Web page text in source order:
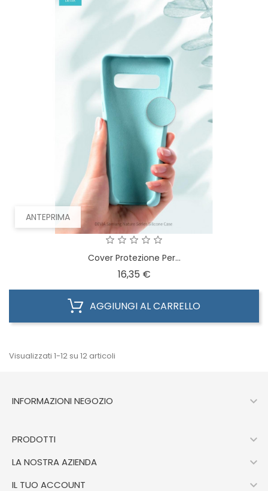
ANTEPRIMA
Cover Protezione Per...
16,35 €Prezzo
AGGIUNGI AL CARRELLO
Visualizzati 1-12 su 12 articoli
INFORMAZIONI NEGOZIO 
PRODOTTI 
LA NOSTRA AZIENDA 
IL TUO ACCOUNT 